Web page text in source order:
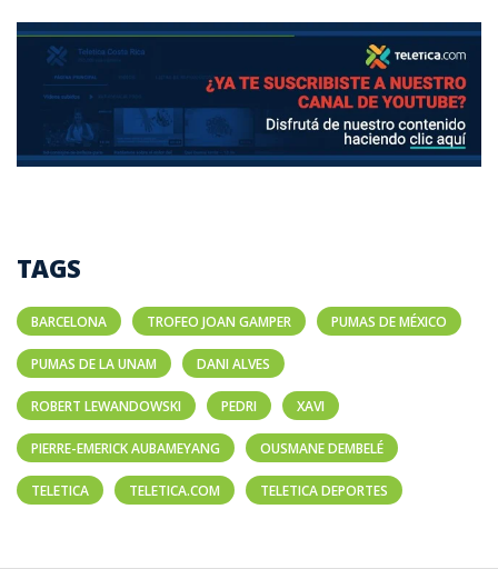
TAGS
BARCELONA TROFEO JOAN GAMPER PUMAS DE MÉXICO
PUMAS DE LA UNAM DANI ALVES
ROBERT LEWANDOWSKI PEDRI XAVI
PIERRE-EMERICK AUBAMEYANG OUSMANE DEMBELÉ
TELETICA TELETICA.COM TELETICA DEPORTES